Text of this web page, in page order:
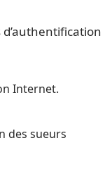
Internet.
des sueurs